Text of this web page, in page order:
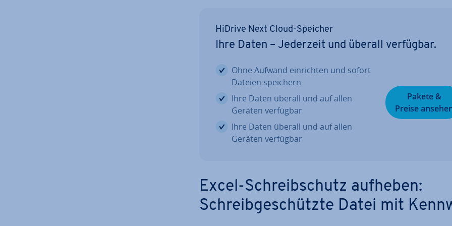
HiDrive Next Cloud-Speicher
Ihre Daten – Jederzeit und überall verfügbar.
Ohne Aufwand ein­rich­ten und sofort
Dateien speichern
Ihre Daten überall und auf allen
Geräten verfügbar
Ihre Daten überall und auf allen
Geräten verfügbar
Pakete &
Preise
Excel-Schreib­schutz aufheben:
Schreib­ge­schütz­te Datei mit